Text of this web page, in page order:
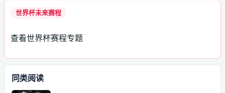
世界杯未来赛程
查看世界杯赛程专题
同类阅读